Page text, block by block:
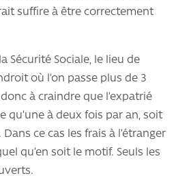
suffire à être correctement
Sécurité Sociale, le lieu de
où l’on passe plus de 3
à craindre que l’expatrié
qu’une à deux fois par an, soit
ce cas les frais à l’étranger
qu’en soit le motif. Seuls les